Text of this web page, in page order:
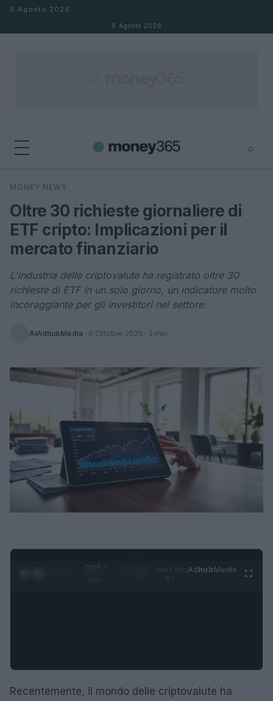
Salta al contenuto
9 Agosto 2026
9 Agosto 2026
⌕
Cerca
MONEY NEWS
Oltre 30 richieste giornaliere di
ETF cripto: Implicazioni per il
mercato finanziario
L'industria delle criptovalute ha registrato oltre 30
richieste di ETF in un solo giorno, un indicatore molto
incoraggiante per gli investitori nel settore.
AiAdhubMedia · 6 Ottobre 2025 · 3 min
0:05 /
AdhubMedia
Recentemente, il mondo delle criptovalute ha